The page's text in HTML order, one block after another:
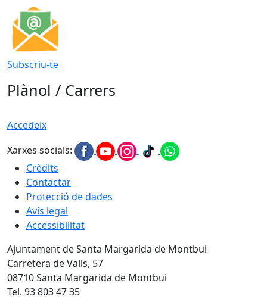
Subscriu-te
Plànol / Carrers
Accedeix
Xarxes socials:
Crèdits
Contactar
Protecció de dades
Avís legal
Accessibilitat
Ajuntament de Santa Margarida de Montbui
Carretera de Valls, 57
08710 Santa Margarida de Montbui
Tel. 93 803 47 35